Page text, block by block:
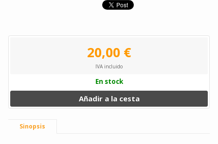
20,00 €
IVA incluido
En stock
Añadir a la cesta
Sinopsis